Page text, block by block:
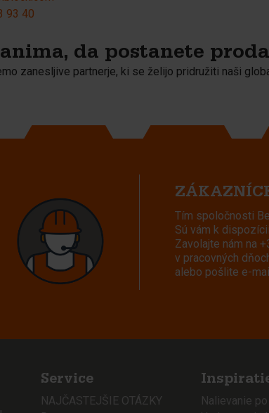
93 40
da postanete
zanesljive partnerje, ki se želijo pridružiti naši
Tím spoločnosti
Sú vám k
Zavolajte nám na
v pracovných
alebo pošlite e-
Service
NAJČASTEJŠIE OTÁZKY
Nalievanie